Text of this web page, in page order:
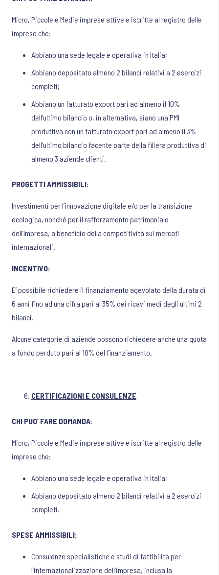
Micro, Piccole e Medie imprese attive e iscritte al registro delle
imprese che:
Abbiano una sede legale e operativa in Italia;
Abbiano depositato almeno 2 bilanci relativi a 2 esercizi
completi;
Abbiano un fatturato export pari ad almeno il 10%
dell’ultimo bilancio o, in alternativa, siano una PMI
produttiva con un fatturato export pari ad almeno il 3%
dell’ultimo bilancio facente parte della filiera produttiva di
almeno 3 aziende clienti.
PROGETTI AMMISSIBILI:
Investimenti per l’innovazione digitale e/o per la transizione
ecologica, nonché per il rafforzamento patrimoniale
dell’Impresa, a beneficio della competitività sui mercati
internazionali.
INCENTIVO:
E’ possibile richiedere il finanziamento agevolato della durata di
6 anni fino ad una cifra pari al 35% dei ricavi medi degli ultimi 2
bilanci.
Alcune categorie di aziende possono richiedere anche una quota
a fondo perduto pari al 10% del finanziamento.
CERTIFICAZIONI E CONSULENZE
CHI PUO’ FARE DOMANDA:
Micro, Piccole e Medie imprese attive e iscritte al registro delle
imprese che:
Abbiano una sede legale e operativa in Italia;
Abbiano depositato almeno 2 bilanci relativi a 2 esercizi
completi.
SPESE AMMISSIBILI:
Consulenze specialistiche e studi di fattibilità per
l’internazionalizzazione dell’impresa, inclusa la